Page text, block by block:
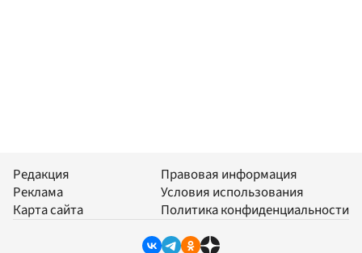
Редакция
Реклама
Карта сайта
Правовая информация
Условия использования
Политика конфиденциальности